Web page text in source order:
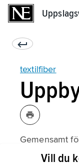
textilfiber
Gemensamt
av långaVill du